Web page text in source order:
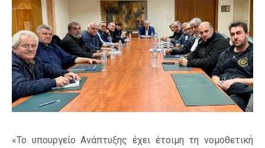
«Το υπουργείο Ανάπτυξης έχει έτοιμη τη νομοθετική